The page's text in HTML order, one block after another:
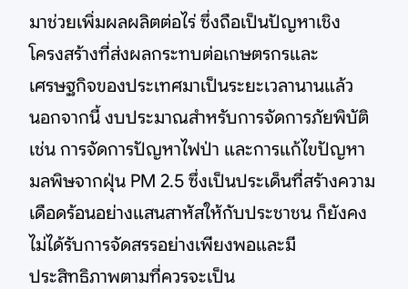
มาช่วยเพิ่มผลผลิตต่อไร่ ซึ่งถือเป็นปัญหาเชิง
โครงสร้างที่ส่งผลกระทบต่อเกษตรกรและ
เศรษฐกิจของประเทศมาเป็นระยะเวลานานแล้ว
นอกจากนี้ งบประมาณสำหรับการจัดการภัยพิบัติ
เช่น การจัดการปัญหาไฟป่า และการแก้ไขปัญหา
มลพิษจากฝุ่น PM 2.5 ซึ่งเป็นประเด็นที่สร้างความ
เดือดร้อนอย่างแสนสาหัสให้กับประชาชน ก็ยังคง
ไม่ได้รับการจัดสรรอย่างเพียงพอและมี
ประสิทธิภาพตามที่ควรจะเป็น